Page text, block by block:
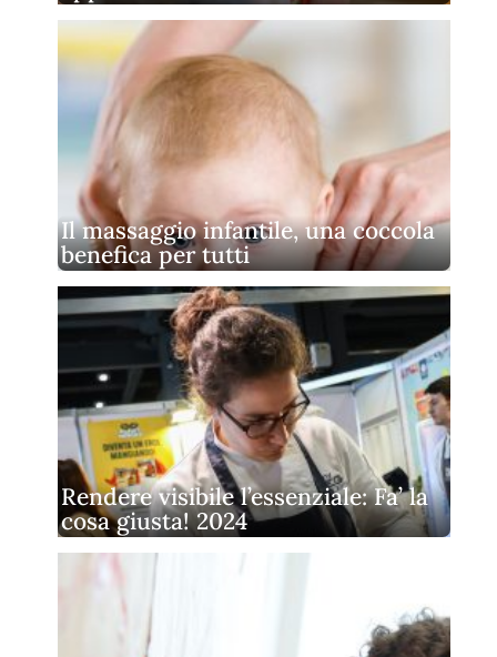
Il massaggio infantile, una coccola
benefica per tutti
Rendere visibile l’essenziale: Fa’ la
cosa giusta! 2024